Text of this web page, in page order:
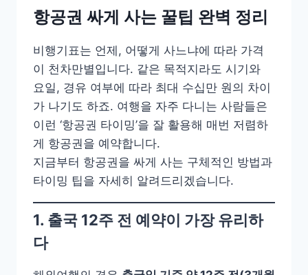
항공권 싸게 사는 꿀팁 완벽 정리
비행기표는 언제, 어떻게 사느냐에 따라 가격
이 천차만별입니다. 같은 목적지라도 시기와
요일, 경유 여부에 따라 최대 수십만 원의 차이
가 나기도 하죠. 여행을 자주 다니는 사람들은
이런 ‘항공권 타이밍’을 잘 활용해 매번 저렴하
게 항공권을 예약합니다.
지금부터 항공권을 싸게 사는 구체적인 방법과
타이밍 팁을 자세히 알려드리겠습니다.
1. 출국 12주 전 예약이 가장 유리하
다